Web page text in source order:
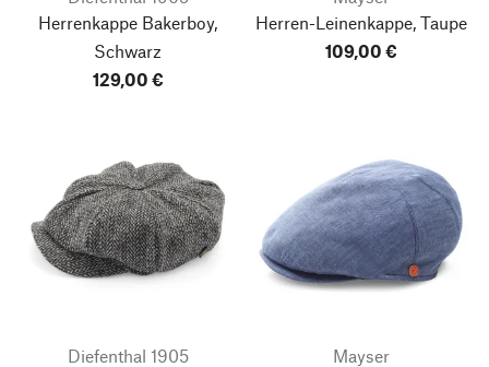
Herrenkappe Bakerboy,
Schwarz
129,00 €
Herren-Leinenkappe, Taupe
109,00 €
Diefenthal 1905
Mayser